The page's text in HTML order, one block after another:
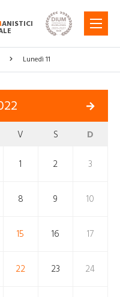
ANISTICI MENU
Lunedì 11
V S D
1 2 3
8 9 10
15 16 17
22 23 24